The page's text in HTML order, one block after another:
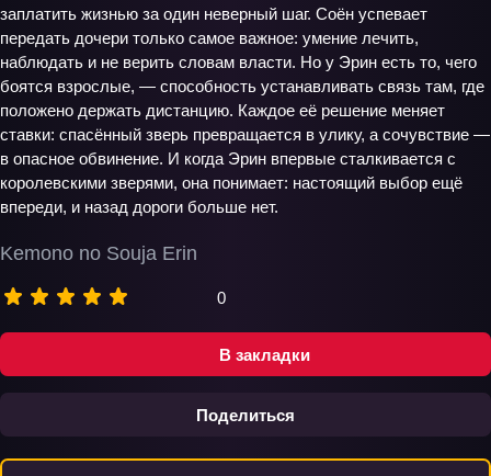
В закладки
Поделиться
Kemono no Souja Erin
0
заплатить жизнью за один неверный шаг. Соён успевает
передать дочери только самое важное: умение лечить,
наблюдать и не верить словам власти. Но у Эрин есть то, чего
боятся взрослые, — способность устанавливать связь там, где
положено держать дистанцию. Каждое её решение меняет
ставки: спасённый зверь превращается в улику, а сочувствие —
в опасное обвинение. И когда Эрин впервые сталкивается с
королевскими зверями, она понимает: настоящий выбор ещё
впереди, и назад дороги больше нет.